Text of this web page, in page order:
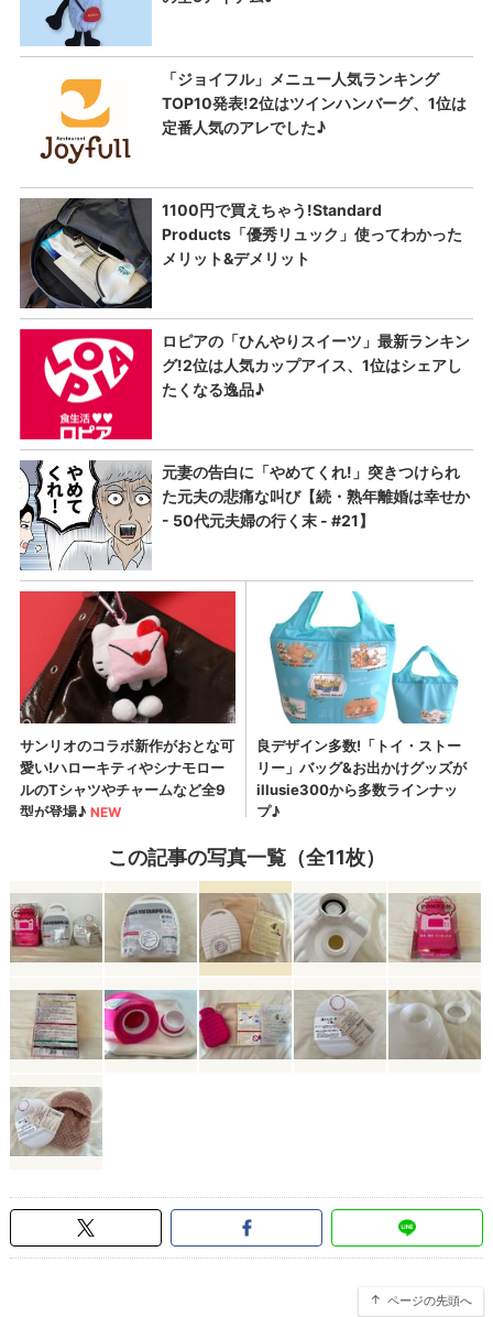
この記事の写真一覧（全11枚）
ページの先頭へ